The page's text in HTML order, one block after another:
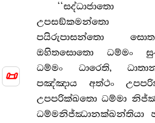
📜
‘‘සද්ධාජාතො
උපසඞ්කමන්තො
පයිරුපාසන්තො
ඔහිතසොතො ධම්මං
ධම්මං ධාරෙති,
පඤ්ඤාය අත්ථං
උපපරික්ඛතො ධම්මා
ධම්මනිජ්ඣානක්ඛන්තියා